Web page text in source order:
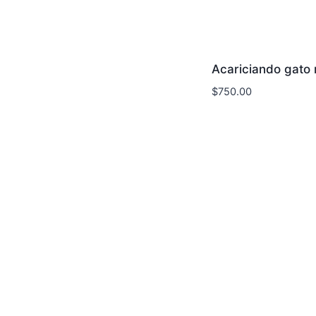
Acariciando gato
$750.00